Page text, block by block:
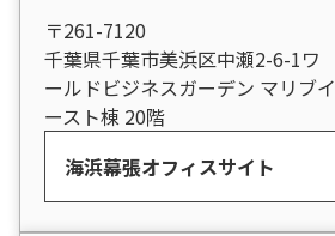
〒261-7120
千葉県千葉市美浜区中瀬2-6-1ワ
ールドビジネスガーデン マリブイ
ースト棟 20階
海浜幕張オフィスサイト